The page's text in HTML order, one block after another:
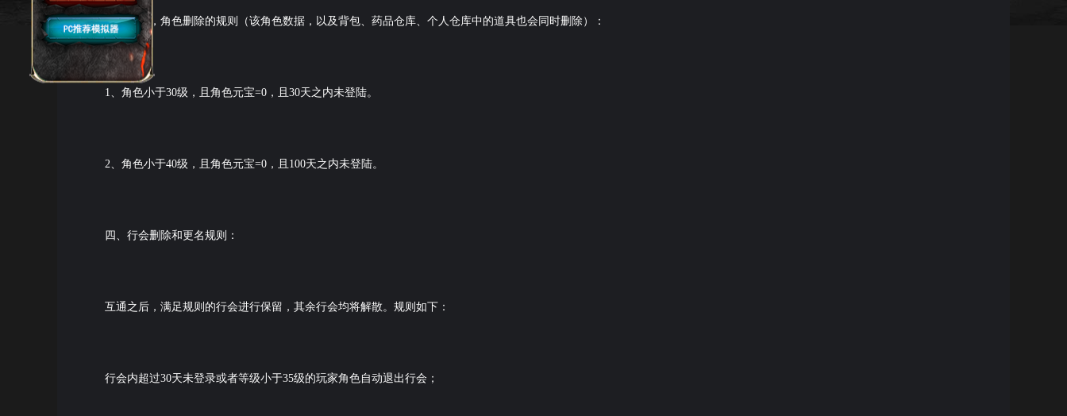
互通之后，角色删除的规则（该角色数据，以及背包、药品仓库、个人仓库中的道具也会同时删除）：
1、角色小于30级，且角色元宝=0，且30天之内未登陆。
2、角色小于40级，且角色元宝=0，且100天之内未登陆。
四、行会删除和更名规则：
互通之后，满足规则的行会进行保留，其余行会均将解散。规则如下：
行会内超过30天未登录或者等级小于35级的玩家角色自动退出行会；